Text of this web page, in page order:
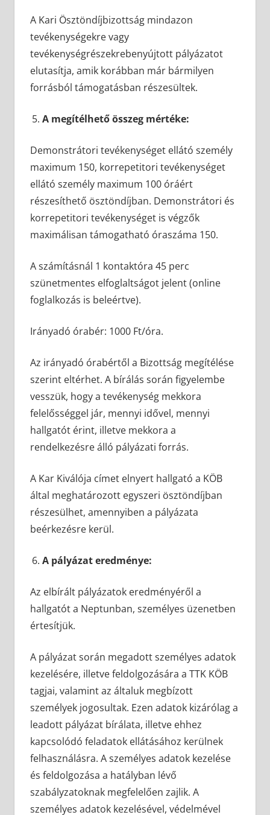
A Kari Ösztöndíjbizottság mindazon
tevékenységekre vagy
tevékenységrészekrebenyújtott pályázatot
elutasítja, amik korábban már bármilyen
forrásból támogatásban részesültek.
A megítélhető összeg mértéke:
Demonstrátori tevékenységet ellátó személy
maximum 150, korrepetitori tevékenységet
ellátó személy maximum 100 óráért
részesíthető ösztöndíjban. Demonstrátori és
korrepetitori tevékenységet is végzők
maximálisan támogatható óraszáma 150.
A számításnál 1 kontaktóra 45 perc
szünetmentes elfoglaltságot jelent (online
foglalkozás is beleértve).
Irányadó órabér: 1000 Ft/óra.
Az irányadó órabértől a Bizottság megítélése
szerint eltérhet. A bírálás során figyelembe
vesszük, hogy a tevékenység mekkora
felelősséggel jár, mennyi idővel, mennyi
hallgatót érint, illetve mekkora a
rendelkezésre álló pályázati forrás.
A Kar Kiválója címet elnyert hallgató a KÖB
által meghatározott egyszeri ösztöndíjban
részesülhet, amennyiben a pályázata
beérkezésre kerül.
A pályázat eredménye:
Az elbírált pályázatok eredményéről a
hallgatót a Neptunban, személyes üzenetben
értesítjük.
A pályázat során megadott személyes adatok
kezelésére, illetve feldolgozására a TTK KÖB
tagjai, valamint az általuk megbízott
személyek jogosultak. Ezen adatok kizárólag a
leadott pályázat bírálata, illetve ehhez
kapcsolódó feladatok ellátásához kerülnek
felhasználásra. A személyes adatok kezelése
és feldolgozása a hatályban lévő
szabályzatoknak megfelelően zajlik. A
személyes adatok kezelésével, védelmével